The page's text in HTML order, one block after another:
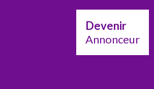
Devenir
Annonceur